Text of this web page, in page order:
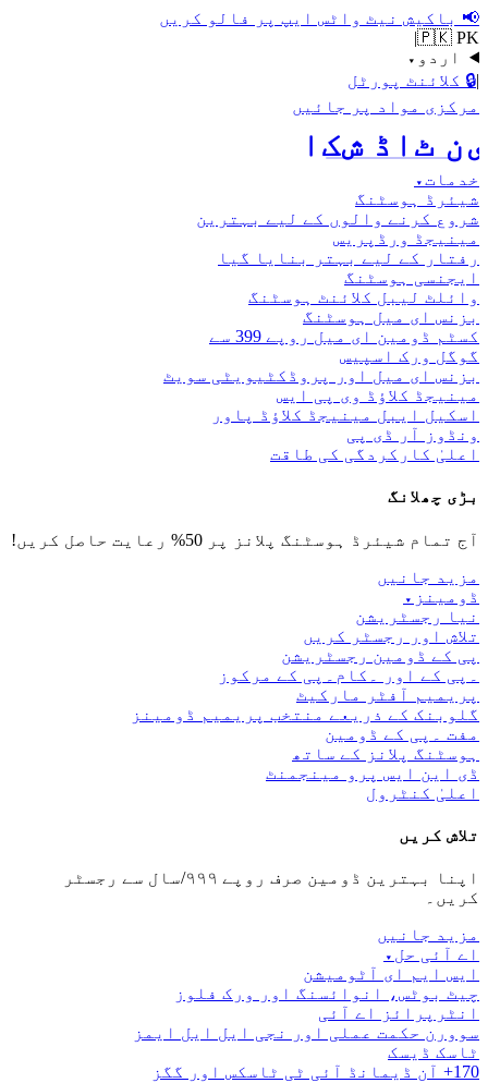
📢 باکیش نیٹ واٹس ایپ پر فالو کریں
🇵🇰 PK
|
اردو ▾
|
🔒 کلائنٹ پورٹل
مرکزی مواد پر جائیں
ڈاٹ نیٹ
خدمات▾
شیئرڈ ہوسٹنگ
شروع کرنے والوں کے لیے بہترین
مینیجڈ ورڈپریس
رفتار کے لیے بہتر بنایا گیا
ایجنسی ہوسٹنگ
وائلٹ لیبل کلائنٹ ہوسٹنگ
بزنس ای میل ہوسٹنگ
کسٹم ڈومین ای میل روپے 399 سے
گوگل ورک اسپیس
بزنس ای میل اور پروڈکٹیویٹی سویٹ
مینیجڈ کلاؤڈ وی پی ایس
اسکیل ایبل مینیجڈ کلاؤڈ پاور
ونڈوز آر ڈی پی
اعلیٰ کارکردگی کی طاقت
بڑی چھلانگ
آج تمام شیئرڈ ہوسٹنگ پلانز پر 50% رعایت حاصل کریں!
مزید جانیں
ڈومینز ▾
نیا رجسٹریشن
تلاش اور رجسٹر کریں
پی کے ڈومین رجسٹریشن
۔پی کے اور ۔کام۔پی کے مرکوز
پریمیم آفٹر مارکیٹ
گلوبنک کے ذریعے منتخب پریمیم ڈومینز
مفت ۔پی کے ڈومین
ہوسٹنگ پلانز کے ساتھ
ڈی این ایس پرو مینجمنٹ
اعلیٰ کنٹرول
تلاش کریں
اپنا بہترین ڈومین صرف روپے ۹۹۹/سال سے رجسٹر
کریں۔
مزید جانیں
اے آئی حل ▾
ایس ایم ای آٹومیشن
چیٹ بوٹس، انوائسنگ اور ورک فلوز
انٹرپرائز اے آئی
سوورن حکمت عملی اور نجی ایل ایل ایمز
ٹاسک ڈیسک
170+ آن ڈیمانڈ آئی ٹی ٹاسکس اور گگز